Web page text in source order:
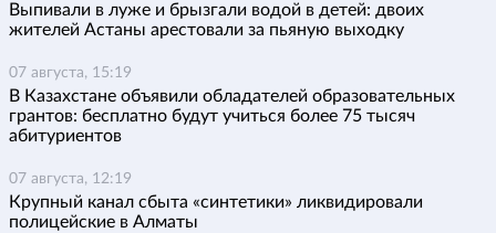
Выпивали в луже и брызгали водой в детей: двоих
жителей Астаны арестовали за пьяную выходку
07 августа, 15:19
В Казахстане объявили обладателей образовательных
грантов: бесплатно будут учиться более 75 тысяч
абитуриентов
07 августа, 12:19
Крупный канал сбыта «синтетики» ликвидировали
полицейские в Алматы